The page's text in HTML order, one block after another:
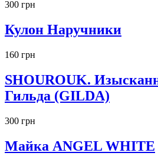
300 грн
Кулон Наручники
160 грн
SHOUROUK.
Гильда (GILDA)
300 грн
Майка ANGEL WHITE